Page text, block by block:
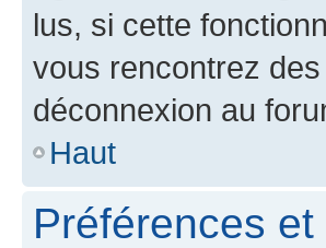
lus, si cette
vous rencontrez
déconnexion au
Haut
Préférences